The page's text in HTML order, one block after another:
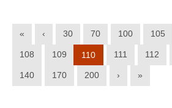
« ‹ 30 70 100 105
108 109 110 111 112
140 170 200 › »